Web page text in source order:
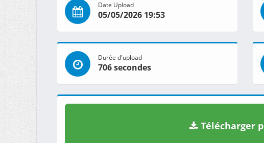
Date Upload
05/05/2026 19:53
Durée d'upload
706 secondes
Télécharger